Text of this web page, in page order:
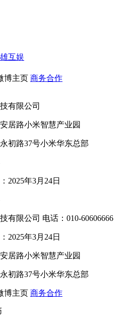
互娱
博主页 商务合作
有限公司
居路小米智慧产业园
初路37号小米华东总部
2025年3月24日
有限公司 电话：010-60606666
2025年3月24日
居路小米智慧产业园
初路37号小米华东总部
博主页 商务合作